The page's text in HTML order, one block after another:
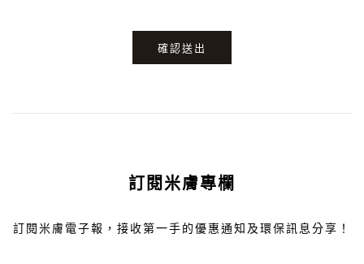
確認送出
訂閱米膚專欄
訂閱米膚電子報，接收第一手的優惠通知及環保訊息分享！